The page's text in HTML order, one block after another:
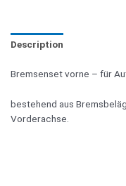
Description
Bremsenset vorne – für
bestehend aus
Vorderachse.